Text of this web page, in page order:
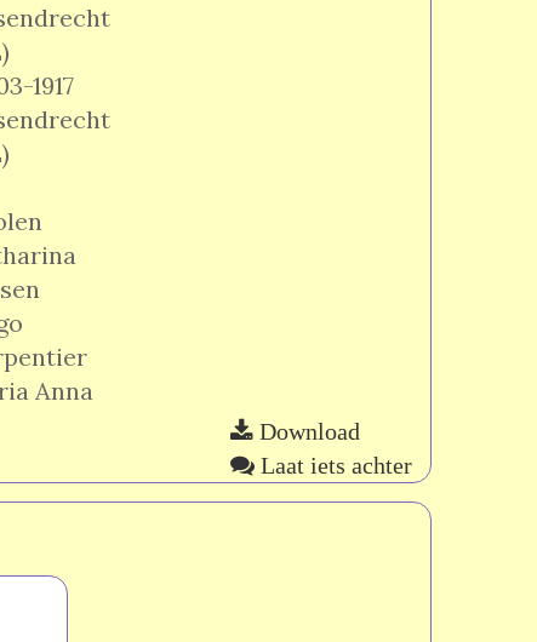
1917
Anna
Download
Laat iets achter